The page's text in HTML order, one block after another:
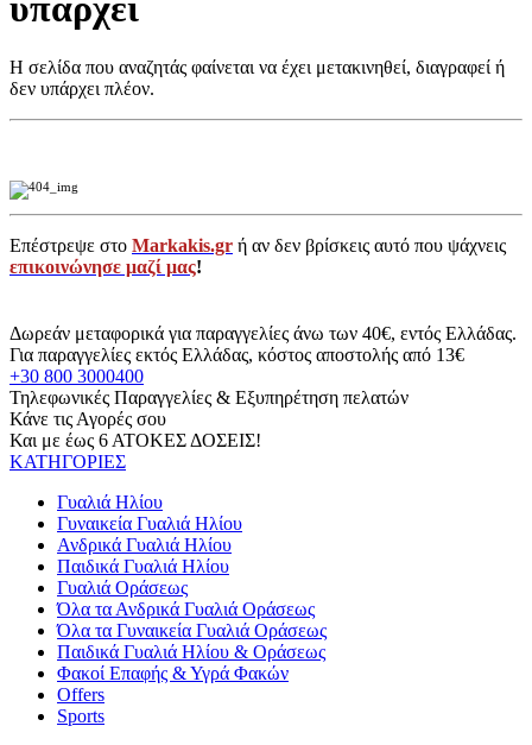
υπάρχει
Η σελίδα που αναζητάς φαίνεται να έχει μετακινηθεί, διαγραφεί ή
δεν υπάρχει πλέον.
Επέστρεψε στο Markakis.gr ή αν δεν βρίσκεις αυτό που ψάχνεις
επικοινώνησε μαζί μας!
Δωρεάν μεταφορικά για παραγγελίες άνω των 40€, εντός Ελλάδας.
Για παραγγελίες εκτός Ελλάδας, κόστος αποστολής από 13€
+30 800 3000400
Τηλεφωνικές Παραγγελίες & Εξυπηρέτηση πελατών
Κάνε τις Αγορές σου
Και με έως 6 ΑΤΟΚΕΣ ΔΟΣΕΙΣ!
ΚΑΤΗΓΟΡΙΕΣ
Γυαλιά Ηλίου
Γυναικεία Γυαλιά Ηλίου
Ανδρικά Γυαλιά Ηλίου
Παιδικά Γυαλιά Ηλίου
Γυαλιά Οράσεως
Όλα τα Ανδρικά Γυαλιά Οράσεως
Όλα τα Γυναικεία Γυαλιά Οράσεως
Παιδικά Γυαλιά Ηλίου & Οράσεως
Φακοί Επαφής & Υγρά Φακών
Offers
Sports